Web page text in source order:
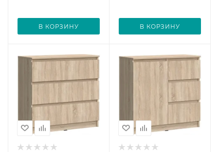
В КОРЗИНУ В КОРЗИНУ